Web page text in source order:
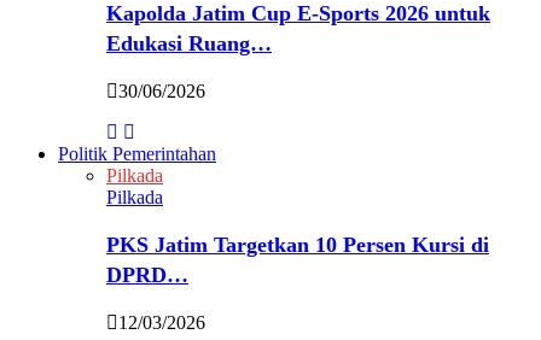
Kapolda Jatim Cup E-Sports 2026 untuk
Edukasi Ruang…
30/06/2026
Politik Pemerintahan
Pilkada
Pilkada
PKS Jatim Targetkan 10 Persen Kursi di
DPRD…
12/03/2026